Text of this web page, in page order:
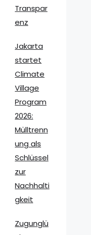
Transpar
enz
Jakarta
startet
Climate
Village
Program
2026:
Mülltrenn
ung als
Schlüssel
zur
Nachhalti
gkeit
Zugunglü